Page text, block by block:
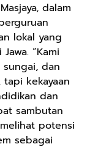
dalam
lokal yang
“Kami
dan
kekayaan
dan
sambutan
potensi
sebagai